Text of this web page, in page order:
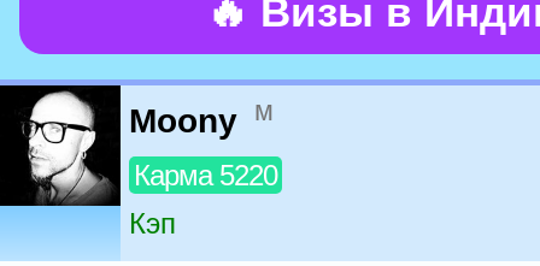
🔥 Визы в
Moony м
Карма 5220
Кэп